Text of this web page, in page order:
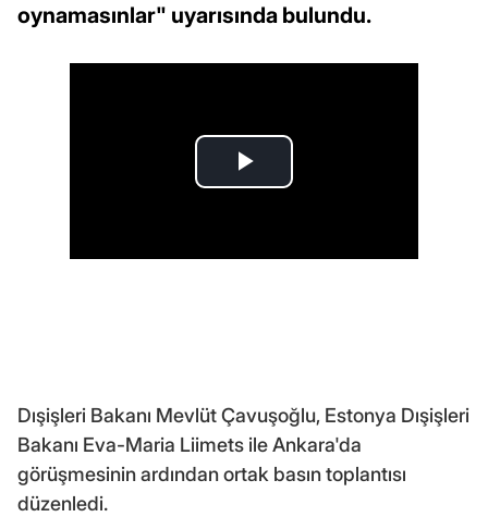
oynamasınlar" uyarısında bulundu.
Dışişleri Bakanı Mevlüt Çavuşoğlu, Estonya Dışişleri
Bakanı Eva-Maria Liimets ile Ankara'da
görüşmesinin ardından ortak basın toplantısı
düzenledi.